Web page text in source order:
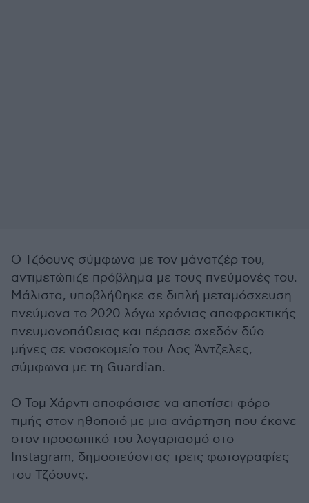
Ο Τζόουνς σύμφωνα με τον μάνατζέρ του,
αντιμετώπιζε πρόβλημα με τους πνεύμονές του.
Μάλιστα, υποβλήθηκε σε διπλή μεταμόσχευση
πνεύμονα το 2020 λόγω χρόνιας αποφρακτικής
πνευμονοπάθειας και πέρασε σχεδόν δύο
μήνες σε νοσοκομείο του Λος Άντζελες,
σύμφωνα με τη Guardian.
Ο Τομ Χάρντι αποφάσισε να αποτίσει φόρο
τιμής στον ηθοποιό με μια ανάρτηση που έκανε
στον προσωπικό του λογαριασμό στο
Instagram, δημοσιεύοντας τρεις φωτογραφίες
του Τζόουνς.